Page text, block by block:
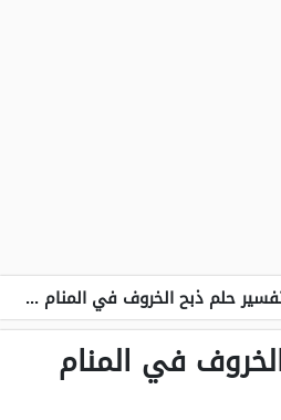
حلم ذبح الخروف في المنام لابن سيرين
في المنام